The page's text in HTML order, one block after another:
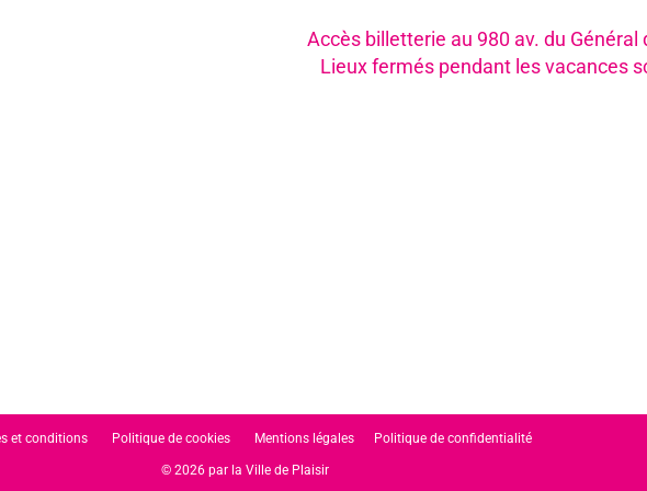
Accès billetterie au 980 av. du Général
Lieux fermés pendant les vacances
et conditions Politique de cookies Mentions légales Politique de confidentialité
© 2026 par la Ville de Plaisir